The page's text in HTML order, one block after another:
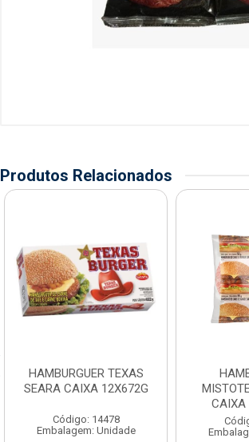
Produtos Relacionados
HAMBURGUER TEXAS
SEARA CAIXA 12X672G
Código: 14478
Embalagem: Unidade
CAIXA